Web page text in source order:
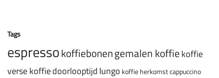
Tags
espressokoffiebonengemalen koffiekoffie
verse koffiedoorlooptijdlungo koffie herkomstcappuccino